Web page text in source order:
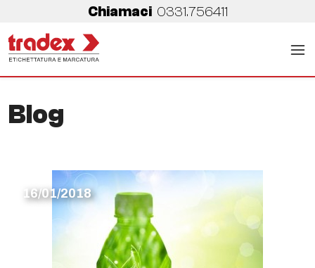
Chiamaci 0331.756411
Blog
16/01/2018